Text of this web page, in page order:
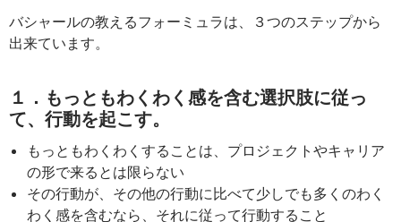
バシャールの教えるフォーミュラは、３つのステップから
出来ています。
１．もっともわくわく感を含む選択肢に従っ
て、行動を起こす。
もっともわくわくすることは、プロジェクトやキャリア
の形で来るとは限らない
その行動が、その他の行動に比べて少しでも多くのわく
わく感を含むなら、それに従って行動すること